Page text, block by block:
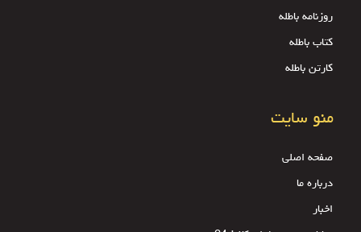
روزنامه باطله
کتاب باطله
کارتن باطله
منو سایت
صفحه اصلی
درباره ما
اخبار